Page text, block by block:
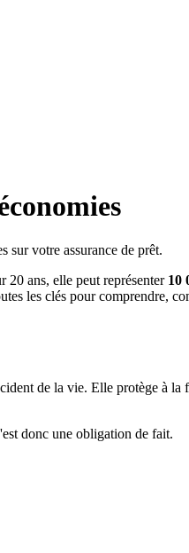
sur votre assurance de prêt.
ans, elle peut représenter 10
les clés pour comprendre,
de la vie. Elle protège à
donc une obligation de fait.